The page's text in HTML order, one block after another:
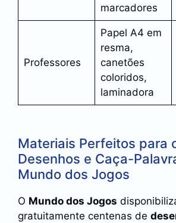
marcadores
Professores
Papel A4 em
resma,
canetões
coloridos,
laminadora
Materiais Perfeitos para
Desenhos e Caça-
Mundo dos Jogos
O Mundo dos Jogos
gratuitamente centenas de